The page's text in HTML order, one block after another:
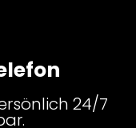
24/7